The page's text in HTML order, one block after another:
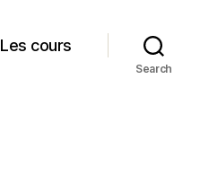
Les cours
Search